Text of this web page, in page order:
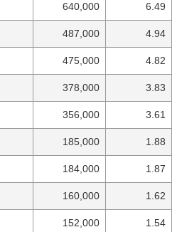
640,000 6.49
487,000 4.94
475,000 4.82
378,000 3.83
356,000 3.61
185,000 1.88
184,000 1.87
160,000 1.62
152,000 1.54